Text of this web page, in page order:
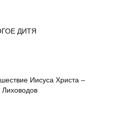
ДИТЯ
Иисуса Христа –
Лиховодов